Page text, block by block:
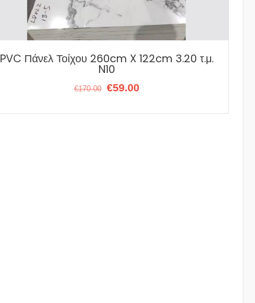
PVC Πάνελ Τοίχου 260cm X 122cm 3.20 τ.μ.
N10
€170.00 Original
€59.00Η